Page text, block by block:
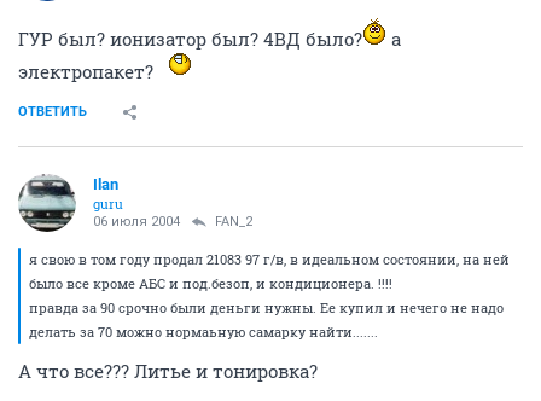
ГУР был? ионизатор был? 4ВД было?
а
электропакет?
ОТВЕТИТЬ
Ilan
guru
06 июля 2004 FAN_2
я свою в том году продал 21083 97 г/в, в идеальном состоянии, на ней
было все кроме АБС и под.безоп, и кондиционера. !!!!
правда за 90 срочно были деньги нужны. Ее купил и нечего не надо
делать за 70 можно нормаьную самарку найти.......
А что все??? Литье и тонировка?